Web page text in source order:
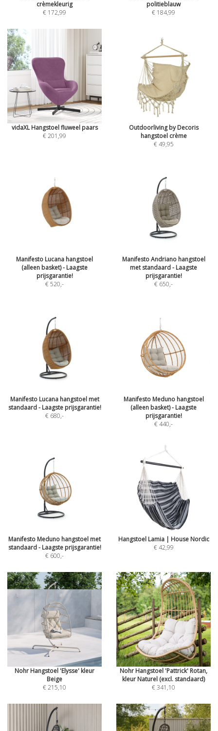
crèmekleurig
€ 172,99
politieblauw
€ 184,99
vidaXL Hangstoel fluweel paars
€ 201,99
Outdoorliving by Decoris
hangstoel crème
€ 49,95
Manifesto Lucana hangstoel
(alleen basket) - Laagste
prijsgarantie!
€ 520,-
Manifesto Andriano hangstoel
met standaard - Laagste
prijsgarantie!
€ 650,-
Manifesto Lucana hangstoel met
standaard - Laagste prijsgarantie!
€ 680,-
Manifesto Meduno hangstoel
(alleen basket) - Laagste
prijsgarantie!
€ 440,-
Manifesto Meduno hangstoel met
standaard - Laagste prijsgarantie!
€ 600,-
Hangstoel Lamia | House Nordic
€ 42,99
Nohr Hangstoel 'Elysse' kleur
Beige
€ 215,10
Nohr Hangstoel 'Pattrick' Rotan,
kleur Naturel (excl. standaard)
€ 341,10